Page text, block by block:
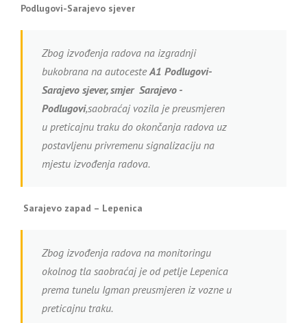
Podlugovi-Sarajevo sjever
Zbog izvođenja radova na izgradnji
bukobrana na autocesteA1 Podlugovi-
Sarajevo sjever, smjer Sarajevo -
Podlugovi,saobraćaj vozila je preusmjeren
u preticajnu traku do okončanja radova uz
postavljenu privremenu signalizaciju na
mjestu izvođenja radova.
Sarajevo zapad – Lepenica
Zbog izvođenja radova na monitoringu
okolnog tla saobraćaj je od petlje Lepenica
prema tunelu Igman preusmjeren iz vozne u
preticajnu traku.